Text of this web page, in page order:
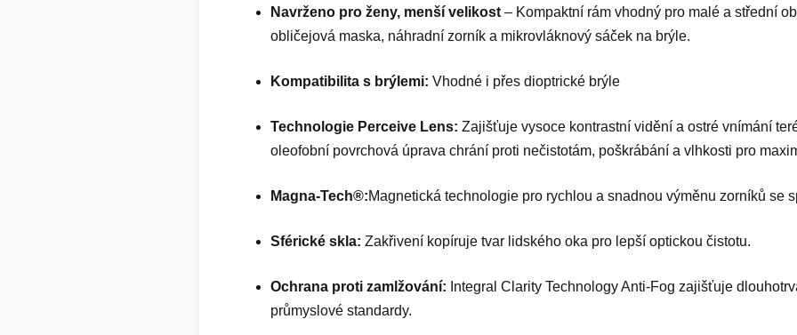
Navrženo pro ženy, menší velikost – Kompaktní rám vhodný pro malé a střední
obličejová maska, náhradní zorník a mikrovláknový sáček na brýle.
Kompatibilita s brýlemi: Vhodné i přes dioptrické brýle
Technologie Perceive Lens: Zajišťuje vysoce kontrastní vidění a ostré vnímání
oleofobní povrchová úprava chrání proti nečistotám, poškrábání a vlhkosti pro
Magna-Tech®:Magnetická technologie pro rychlou a snadnou výměnu zorníků se
Sférické skla: Zakřivení kopíruje tvar lidského oka pro lepší optickou čistotu.
Ochrana proti zamlžování: Integral Clarity Technology Anti-Fog zajišťuje
průmyslové standardy.